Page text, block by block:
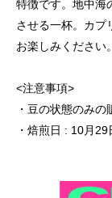
特徴です。地中海
させる一杯。カプ
お楽しみください。
<注意事項>
・豆の状態のみの
・焙煎日 : 10月29